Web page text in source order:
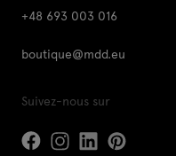
+48 693 003 016
boutique@mdd.eu
Suivez-nous sur